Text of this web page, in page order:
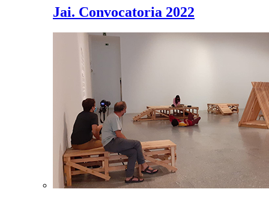
Jai. Convocatoria 2022